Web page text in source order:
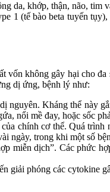
da, khớp, thận, não, tim
(tế bào beta tuyến
không gây hại cho
dị ứng, bệnh lý như:
Kháng thể này
nổi mề đay, hoặc sốc
chính cơ thể. Quá
ngày, trong khi một số
miễn dịch”. Các phức
giải phóng các cytokine